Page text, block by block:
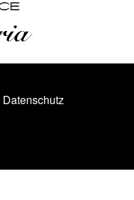
Datenschutz